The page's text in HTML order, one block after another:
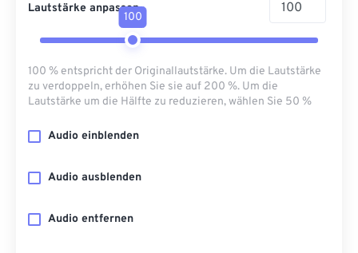
Lautstärke anpassen
100
100 % entspricht der Originallautstärke. Um die Lautstärke
zu verdoppeln, erhöhen Sie sie auf 200 %. Um die
Lautstärke um die Hälfte zu reduzieren, wählen Sie 50 %
Audio einblenden
Audio ausblenden
Audio entfernen